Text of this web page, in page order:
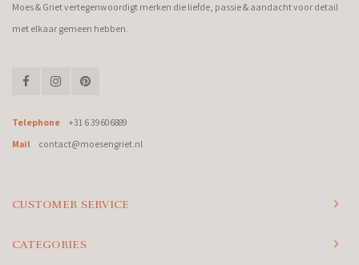
Moes & Griet vertegenwoordigt merken die liefde, passie & aandacht voor detail
met elkaar gemeen hebben.
Telephone
+31 6 39606889
Mail
contact@moesengriet.nl
CUSTOMER SERVICE
CATEGORIES